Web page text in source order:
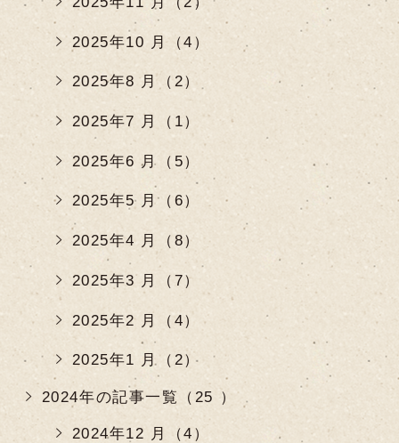
2025年10 月（4）
2025年8 月（2）
2025年7 月（1）
2025年6 月（5）
2025年5 月（6）
2025年4 月（8）
2025年3 月（7）
2025年2 月（4）
2025年1 月（2）
2024年の記事一覧（25 ）
2024年12 月（4）